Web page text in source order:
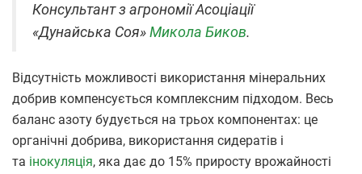
Консультант з агрономії Асоціації
«Дунайська Соя» Микола Биков.
Відсутність можливості використання мінеральних
добрив компенсується комплексним підходом. Весь
баланс азоту будується на трьох компонентах: це
органічні добрива, використання сидератів і
та інокуляція, яка дає до 15% приросту врожайності